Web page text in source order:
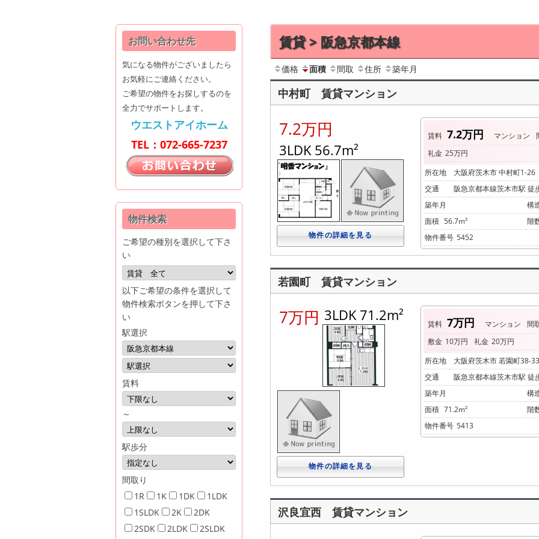
タ
ー
│
エ
ス
ト
ア
イ
株
式
会
社
賃貸 > 阪急京都本線
価格 面積 間取 住所 築年月
中村町 賃貸マンション
7.2万円
3LDK 56.7m²
物件の詳細を見る
賃料 7.2万円 マンション
礼金 25万円
所在地
大阪府茨木市 中村町1-26
交通
阪急京都本線茨木市駅 徒
築年月
構
面積 56.7m²
階
物件番号 5452
若園町 賃貸マンション
7万円 3LDK 71.2m²
物件の詳細を見る
賃料 7万円 マンション
間
敷金 10万円 礼金 20万円
所在地
大阪府茨木市 若園町38-33
交通
阪急京都本線茨木市駅 徒
築年月
構
面積 71.2m²
階
物件番号 5413
沢良宜西 賃貸マンション
お問い合わせ先
気になる物件がございましたら
お気軽にご連絡ください。
ご希望の物件をお探しするのを
全力でサポートします。
ウエストアイホーム
TEL：072-665-7237
物件検索
ご希望の種別を選択して下さ
い
以下ご希望の条件を選択して
物件検索ボタンを押して下さ
い
駅選択
賃料
～
駅歩分
間取り
1R
1K 1DK
1LDK
1SLDK
2K
2DK
2SDK
2LDK 2SLDK